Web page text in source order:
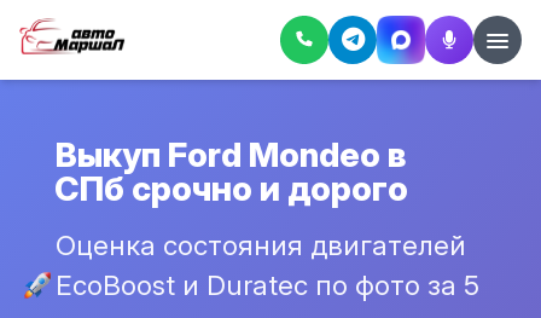
Выкуп Ford Mondeo в
СПб срочно и дорого
Оценка состояния двигателей
EcoBoost и Duratec по фото за 5